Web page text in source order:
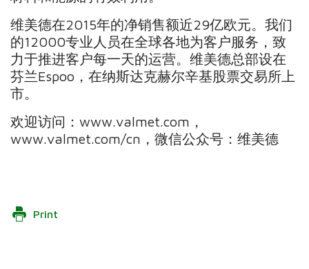
维美德在2015年的净销售额近29亿欧元。我们
的12000专业人员在全球各地为客户服务，致
力于推进客户每一天的运营。维美德总部设在
芬兰Espoo，在纳斯达克赫尔辛基股票交易所上
市。
欢迎访问：www.valmet.com，
www.valmet.com/cn，微信公众号：维美德
Print